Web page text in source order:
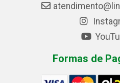
Formas de